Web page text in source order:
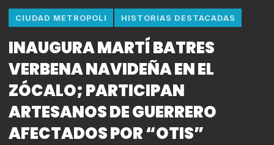
CIUDAD METROPOLI HISTORIAS DESTACADAS
INAUGURA MARTÍ BATRES
VERBENA NAVIDEÑA EN EL
ZÓCALO; PARTICIPAN
ARTESANOS DE GUERRERO
AFECTADOS POR “OTIS”